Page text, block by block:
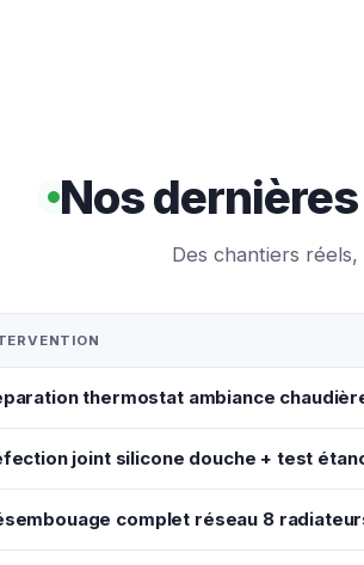
Nos
Des chantiers
thermostat ambiance
joint silicone douche + test
complet réseau 8